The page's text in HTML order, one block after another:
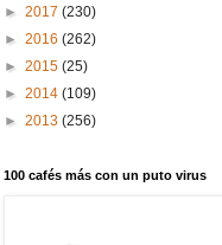
► 2017 (230)
► 2016 (262)
► 2015 (25)
► 2014 (109)
► 2013 (256)
100 cafés más con un puto virus